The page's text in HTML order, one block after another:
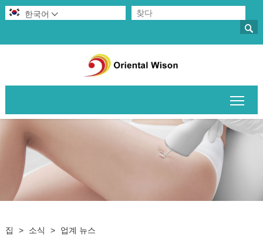

한국어 
집 > 소식 > 업계 뉴스